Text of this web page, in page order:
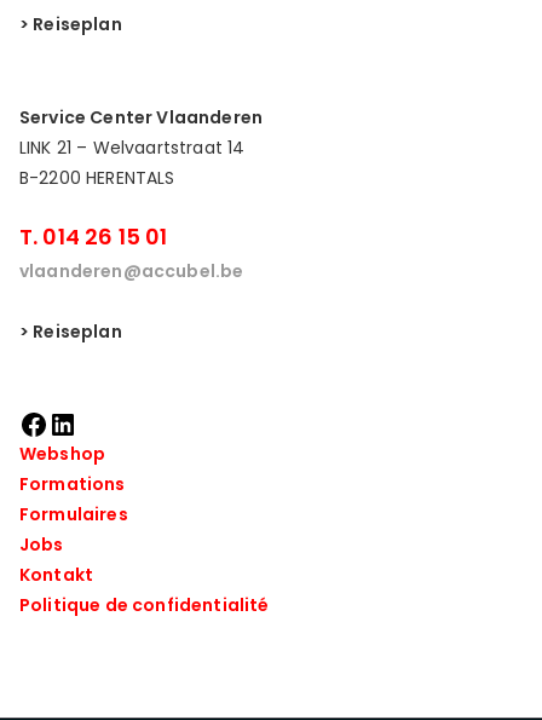
> Reiseplan
Service Center Vlaanderen
LINK 21 – Welvaartstraat 14
B-2200 HERENTALS
T. 014 26 15 01
vlaanderen@accubel.be
> Reiseplan
Webshop
Formations
Formulaires
Jobs
Kontakt
Politique de confidentialité